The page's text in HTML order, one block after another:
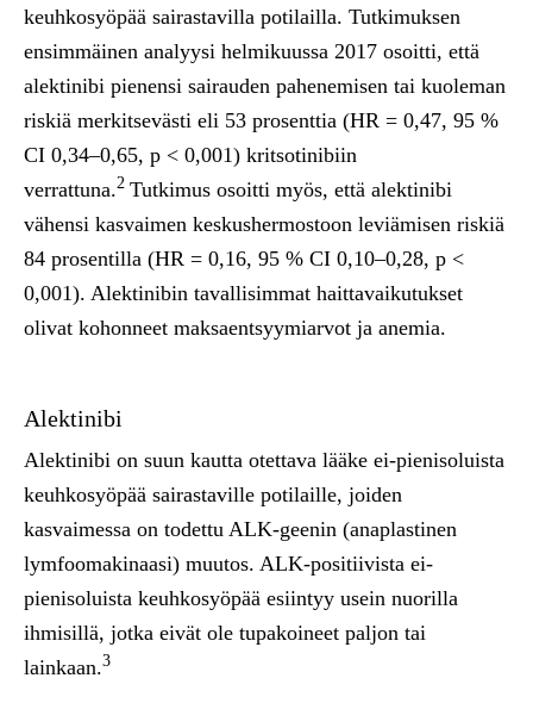
keuhkosyöpää sairastavilla potilailla. Tutkimuksen
ensimmäinen analyysi helmikuussa 2017 osoitti, että
alektinibi pienensi sairauden pahenemisen tai kuoleman
riskiä merkitsevästi eli 53 prosenttia (HR = 0,47, 95 %
CI 0,34–0,65, p < 0,001) kritsotinibiin
verrattuna.2 Tutkimus osoitti myös, että alektinibi
vähensi kasvaimen keskushermostoon leviämisen riskiä
84 prosentilla (HR = 0,16, 95 % CI 0,10–0,28, p <
0,001). Alektinibin tavallisimmat haittavaikutukset
olivat kohonneet maksaentsyymiarvot ja anemia.
Alektinibi
Alektinibi on suun kautta otettava lääke ei-pienisoluista
keuhkosyöpää sairastaville potilaille, joiden
kasvaimessa on todettu ALK-geenin (anaplastinen
lymfoomakinaasi) muutos. ALK-positiivista ei-
pienisoluista keuhkosyöpää esiintyy usein nuorilla
ihmisillä, jotka eivät ole tupakoineet paljon tai
lainkaan.3